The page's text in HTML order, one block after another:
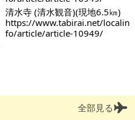
清水寺 (清水観音)(現地6.5㎞)
https://www.tabirai.net/localin
fo/article/article-10949/
全部見る